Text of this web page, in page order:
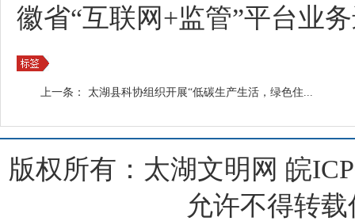
徽省“互联网+监管”平台业
上一条： 太湖县科协组织开展“低碳生产生活，绿色住...
版权所有：太湖文明网 皖
允许不得转